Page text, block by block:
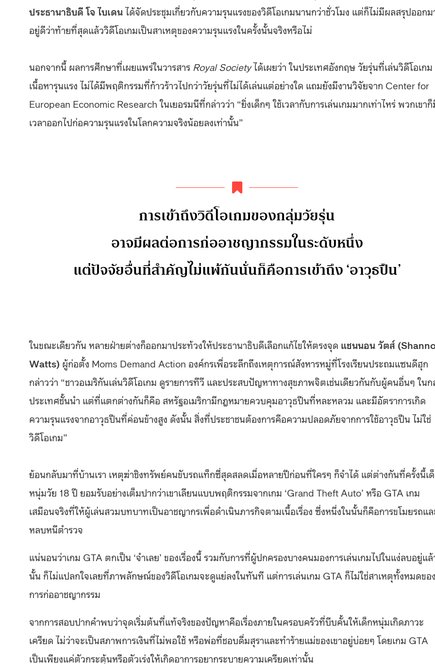
ประธานาธิบดี โจ ไบเดนได้จัดประชุมเกี่ยวกับความรุนแรงของวิดีโอเกมนานกว่าชั่วโมง แต่ก็ไม่มีผลสรุปออกม
อยู่ดีว่าท้ายที่สุดแล้ววิดีโอเกมเป็นสาเหตุของความรุนแรงในครั้งนั้นจริงหรือไม่
นอกจากนี้ ผลการศึกษาที่เผยแพร่ในวารสาร Royal Societyได้เผยว่า ในประเทศอังกฤษ วัยรุ่นที่เล่นวิดีโอเกม
เนื้อหารุนแรง ไม่ได้มีพฤติกรรมที่ก้าวร้าวไปกว่าวัยรุ่นที่ไม่ได้เล่นแต่อย่างใด แถมยังมีงานวิจัยจาก Center for
European Economic Research ในเยอรมนีที่กล่าวว่า “ยิ่งเด็กๆ ใช้เวลากับการเล่นเกมมากเท่าไหร่ พวกเขา
เวลาออกไปก่อความรุนแรงในโลกความจริงน้อยลงเท่านั้น”
การเข้าถึงวิดีโอเกมของกลุ่มวัยรุ่น
อาจมีผลต่อการก่ออาชญากรรมในระดับหนึ่ง
แต่ปัจจัยอื่นที่สำคัญไม่แพ้กันนั่นก็คือการเข้าถึง ‘อาวุธปืน’
ในขณะเดียวกัน หลายฝ่ายต่างก็ออกมาประท้วงให้ประธานาธิบดีเลือกแก้ไขให้ตรงจุด แชนนอน วัตส์ (
Watts) ผู้ก่อตั้ง Moms Demand Action องค์กรเพื่อระลึกถึงเหตุการณ์สังหารหมู่ที่โรงเรียนประถมแซนดีฮุก
กล่าวว่า “ชาวอเมริกันเล่นวิดีโอเกม ดูรายการทีวี และประสบปัญหาทางสุขภาพจิตเช่นเดียวกันกับผู้คนอื่นๆ ใน
ประเทศชั้นนำ แต่ที่แตกต่างกันก็คือ สหรัฐอเมริกามีกฎหมายควบคุมอาวุธปืนที่หละหลวม และมีอัตราการเกิด
ความรุนแรงจากอาวุธปืนที่ค่อนข้างสูง ดังนั้น สิ่งที่ประชาชนต้องการคือความปลอดภัยจากการใช้อาวุธปืน ไม่ใช่
วิดีโอเกม”
ย้อนกลับมาที่บ้านเรา เหตุฆ่าชิงทรัพย์คนขับรถแท็กซี่สุดสลดเมื่อหลายปีก่อนที่ใครๆ ก็จำได้ แต่ต่างกันที่ครั้งนี้เ
หนุ่มวัย 18 ปี ยอมรับอย่างเต็มปากว่าเขาเลียนแบบพฤติกรรมจากเกม ‘Grand Theft Auto’ หรือ GTA เกม
เสมือนจริงที่ให้ผู้เล่นสวมบทบาทเป็นอาชญากรเพื่อดำเนินภารกิจตามเนื้อเรื่อง ซึ่งหนึ่งในนั้นก็คือการขโมยรถแ
หลบหนีตำรวจ
แน่นอนว่าเกม GTA ตกเป็น ‘จำเลย’ ของเรื่องนี้ รวมกับการที่ผู้ปกครองบางคนมองการเล่นเกมไปในแง่ลบอยู่แ
นั้น ก็ไม่แปลกใจเลยที่ภาพลักษณ์ของวิดีโอเกมจะดูแย่ลงในทันที แต่การเล่นเกม GTA ก็ไม่ใช่สาเหตุทั้งหมดขอ
การก่ออาชญากรรม
จากการสอบปากคำพบว่าจุดเริ่มต้นที่แท้จริงของปัญหาคือเรื่องภายในครอบครัวที่บีบคั้นให้เด็กหนุ่มเกิดภาวะ
เครียด ไม่ว่าจะเป็นสภาพการเงินที่ไม่พอใช้ หรือพ่อที่ชอบดื่มสุราและทำร้ายแม่ของเขาอยู่บ่อยๆ โดยเกม GTA
เป็นเพียงแค่ตัวกระตุ้นหรือตัวเร่งให้เกิดอาการอยากระบายความเครียดเท่านั้น